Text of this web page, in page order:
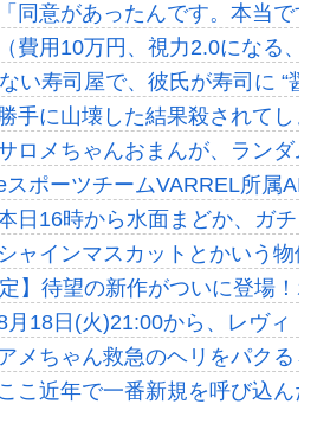
同意があったんです。本当で
費用10万円、視力2.0になる、
ない寿司屋で、彼氏が寿司に “
手に山壊した結果殺されてし
ロメちゃんおまんが、ランダ
スポーツチームVARREL所属
日16時から水面まどか、ガチ
ャインマスカットとかいう物
定】待望の新作がついに登場！
月18日(火)21:00から、レヴィ
アメちゃん救急のヘリをパクる→
こ近年で一番新規を呼び込んだ